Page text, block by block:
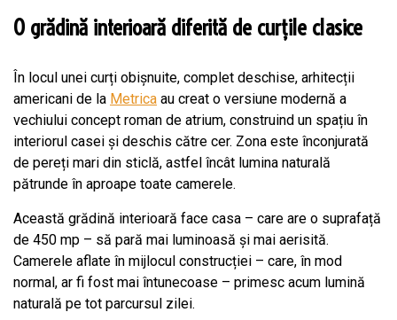
O grădină interioară diferită de curțile clasice
În locul unei curți obișnuite, complet deschise, arhitecții
americani de la Metrica au creat o versiune modernă a
vechiului concept roman de atrium, construind un spațiu în
interiorul casei și deschis către cer. Zona este înconjurată
de pereți mari din sticlă, astfel încât lumina naturală
pătrunde în aproape toate camerele.
Această grădină interioară face casa – care are o suprafață
de 450 mp – să pară mai luminoasă și mai aerisită.
Camerele aflate în mijlocul construcției – care, în mod
normal, ar fi fost mai întunecoase – primesc acum lumină
naturală pe tot parcursul zilei.